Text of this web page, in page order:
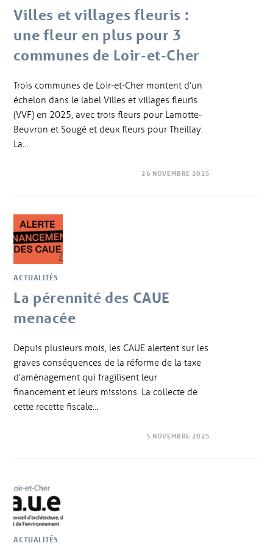
Villes et villages fleuris :
une fleur en plus pour 3
communes de Loir-et-Cher
Trois communes de Loir-et-Cher montent d’un
échelon dans le label Villes et villages fleuris
(VVF) en 2025, avec trois fleurs pour Lamotte-
Beuvron et Sougé et deux fleurs pour Theillay.
La…
26 NOVEMBRE 2025
ACTUALITÉS
La pérennité des CAUE
menacée
Depuis plusieurs mois, les CAUE alertent sur les
graves conséquences de la réforme de la taxe
d’aménagement qui fragilisent leur
financement et leurs missions. La collecte de
cette recette fiscale…
5 NOVEMBRE 2025
ACTUALITÉS